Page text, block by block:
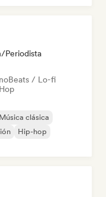
Periodista
Beats / Lo-fi
Música clásica
Hip-hop